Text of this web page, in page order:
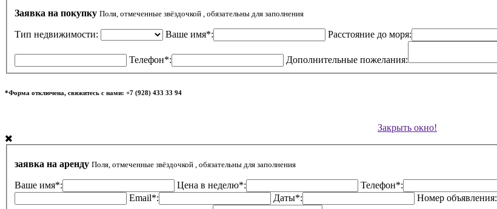
Заявка на покупку Поля, отмеченные звёздочкой , обязательны для заполнения
Тип недвижимости: Ваше имя*: Расстояние до моря:
Телефон*: Дополнительные пожелания:
*Форма отключена, свяжитесь с нами: +7 (928) 433 33 94
Закрыть окно!
заявка на аренду Поля, отмеченные звёздочкой , обязательны для заполнения
Ваше имя*: Цена в неделю*: Телефон*:
Email*:
Даты*: Номер объявления: